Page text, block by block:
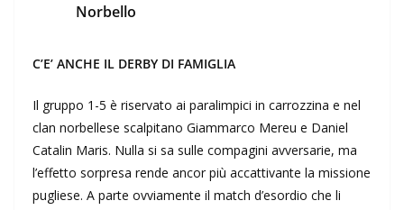
Norbello
C’E’ ANCHE IL DERBY DI FAMIGLIA
Il gruppo 1-5 è riservato ai paralimpici in carrozzina e nel
clan norbellese scalpitano Giammarco Mereu e Daniel
Catalin Maris. Nulla si sa sulle compagini avversarie, ma
l’effetto sorpresa rende ancor più accattivante la missione
pugliese. A parte ovviamente il match d’esordio che li